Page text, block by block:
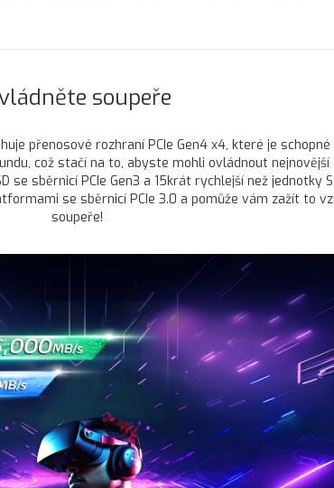
soupeře
přenosové rozhraní PCIe Gen4 x4, které je
což stačí na to, abyste mohli ovládnout
sběrnicí PCIe Gen3 a 15krát rychlejší než jednotky
se sběrnicí PCIe 3.0 a pomůže vám zažít to
soupeře!